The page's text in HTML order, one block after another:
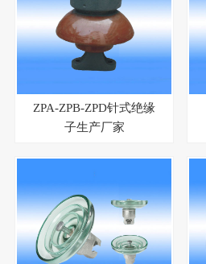
ZPA-ZPB-ZPD针式绝缘
子生产厂家